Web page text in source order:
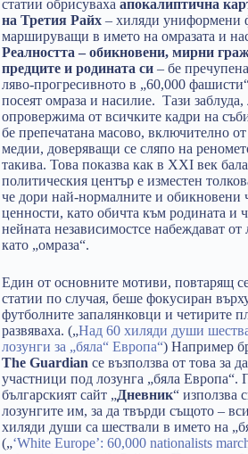
статии обрисуваха апокалиптична
на Третия Райх – хиляди униформени
маршируващи в името на омразата и
Реалността – обикновени, мирни
предците и родината си – бе
ляво-прогресивното в „60,000
посеят омраза и насилие. Тази заблуда,
опровержима от всичките кадри на
бе препечатана масово, включително
медии, доверяващи се сляпо на
такива. Това показва как в XXI век
политическия център е изместен
че дори най-нормалните и обикновени
ценности, като обичта към родината и
нейната независимостсе набеждават от
като „омраза“.
Един от основните мотиви, повтарящ
статии по случая, беше фокусиран
футболните запалянковци и четирите
развяваха. („Над 60 хиляди души
лозунги за „бяла“ Европа“) Например
The Guardian се възползва от това за
участници под лозунга „бяла
българският сайт „Дневник“ използва
лозунгите им, за да твърди същото –
хиляди души са шествали в името на
(„‘White Europe’: 60,000 nationalists